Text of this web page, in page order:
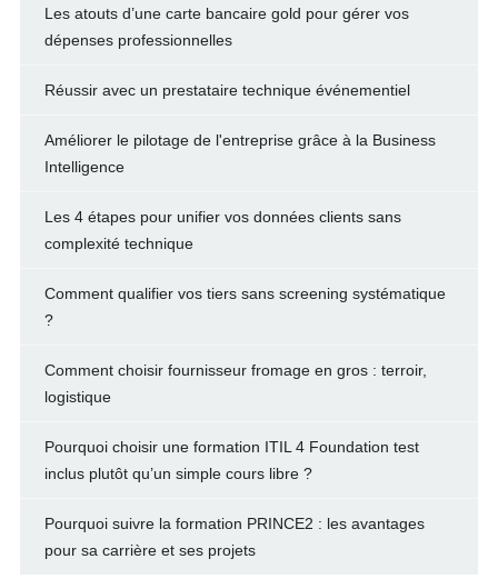
Les atouts d’une carte bancaire gold pour gérer vos
dépenses professionnelles
Réussir avec un prestataire technique événementiel
Améliorer le pilotage de l'entreprise grâce à la Business
Intelligence
Les 4 étapes pour unifier vos données clients sans
complexité technique
Comment qualifier vos tiers sans screening systématique
?
Comment choisir fournisseur fromage en gros : terroir,
logistique
Pourquoi choisir une formation ITIL 4 Foundation test
inclus plutôt qu’un simple cours libre ?
Pourquoi suivre la formation PRINCE2 : les avantages
pour sa carrière et ses projets